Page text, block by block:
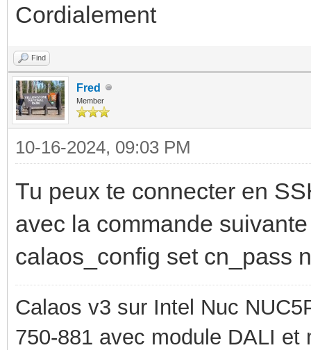
Cordialement
Find
Fred
Member
10-16-2024, 09:03 PM
Tu peux te connecter en
avec la commande
calaos_config set cn_pass
Calaos v3 sur Intel Nuc
750-881 avec module DALI